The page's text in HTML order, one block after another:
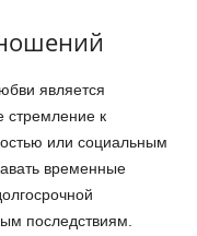
является
стремление к
или социальным
временные
последствиям.